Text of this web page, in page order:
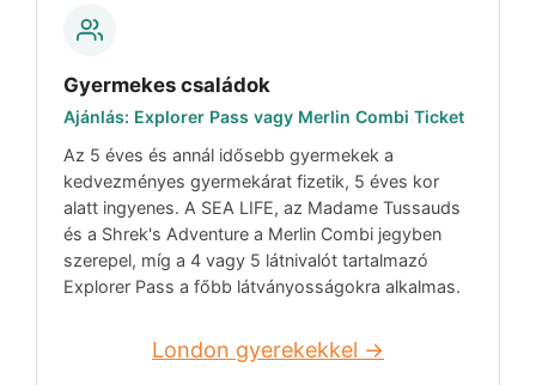
Gyermekes családok
Ajánlás: Explorer Pass vagy Merlin Combi Ticket
Az 5 éves és annál idősebb gyermekek a
kedvezményes gyermekárat fizetik, 5 éves kor
alatt ingyenes. A SEA LIFE, az Madame Tussauds
és a Shrek's Adventure a Merlin Combi jegyben
szerepel, míg a 4 vagy 5 látnivalót tartalmazó
Explorer Pass a főbb látványosságokra alkalmas.
London gyerekekkel →